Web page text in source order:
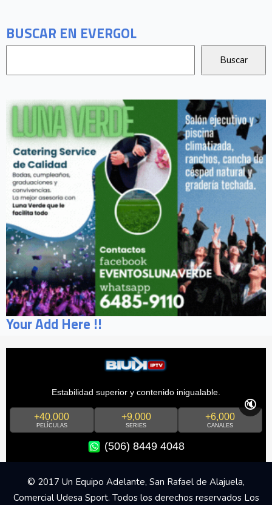
BUSCAR EN EVERGOL
Your Add Here !!
Estabilidad superior y contenido inigualable.
+40,000
PELÍCULAS
+9,000
SERIES
+6,000
CANALES
(506) 8449 4048
🔇
© 2017 Un Equipo Adelante, San Rafael de Alajuela,
Comercial Udesa Sport. Todos los derechos reservados Los